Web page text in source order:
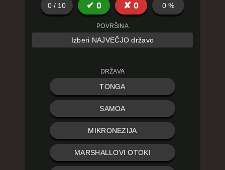
0 / 10 ✔ 0 ✘ 0 0 %
POVRŠINA
Izberi NAJVEČJO državo
DRŽAVA
TONGA
SAMOA
MIKRONEZIJA
MARSHALLOVI OTOKI